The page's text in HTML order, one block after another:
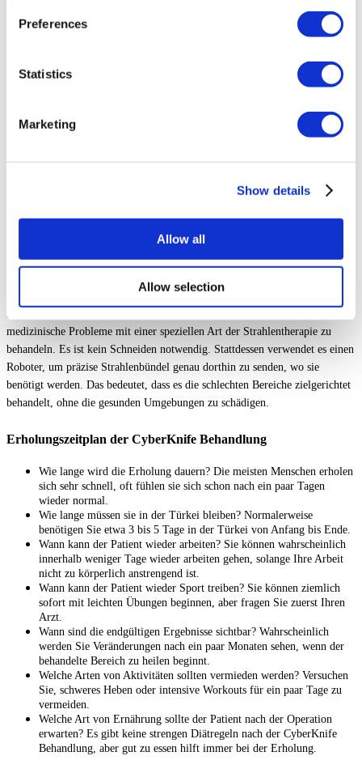
Preferences
Statistics
Marketing
Show details
Allow all
Allow selection
VonAbdulaziz Ali- medizinisch überprüft vonProf. Ediz Altinli, am
Was ist die CyberKnife Behandlung?
medizinische Probleme mit einer speziellen Art der Strahlentherapie zu
behandeln. Es ist kein Schneiden notwendig. Stattdessen verwendet es einen
Roboter, um präzise Strahlenbündel genau dorthin zu senden, wo sie
benötigt werden. Das bedeutet, dass es die schlechten Bereiche zielgerichtet
behandelt, ohne die gesunden Umgebungen zu schädigen.
Erholungszeitplan der CyberKnife Behandlung
Wie lange wird die Erholung dauern? Die meisten Menschen erholen
sich sehr schnell, oft fühlen sie sich schon nach ein paar Tagen
wieder normal.
Wie lange müssen sie in der Türkei bleiben? Normalerweise
benötigen Sie etwa 3 bis 5 Tage in der Türkei von Anfang bis Ende.
Wann kann der Patient wieder arbeiten? Sie können wahrscheinlich
innerhalb weniger Tage wieder arbeiten gehen, solange Ihre Arbeit
nicht zu körperlich anstrengend ist.
Wann kann der Patient wieder Sport treiben? Sie können ziemlich
sofort mit leichten Übungen beginnen, aber fragen Sie zuerst Ihren
Arzt.
Wann sind die endgültigen Ergebnisse sichtbar? Wahrscheinlich
werden Sie Veränderungen nach ein paar Monaten sehen, wenn der
behandelte Bereich zu heilen beginnt.
Welche Arten von Aktivitäten sollten vermieden werden? Versuchen
Sie, schweres Heben oder intensive Workouts für ein paar Tage zu
vermeiden.
Welche Art von Ernährung sollte der Patient nach der Operation
erwarten? Es gibt keine strengen Diätregeln nach der CyberKnife
Behandlung, aber gut zu essen hilft immer bei der Erholung.